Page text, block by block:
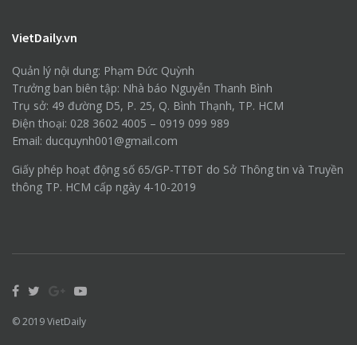
VietDaily.vn
Quản lý nội dung: Phạm Đức Quỳnh
Trưởng ban biên tập: Nhà báo Nguyễn Thanh Bình
Trụ sở: 49 đường D5, P. 25, Q. Bình Thạnh, TP. HCM
Điện thoại: 028 3602 4005 – 0919 099 989
Email: ducquynh001@gmail.com
Giấy phép hoạt động số 65/GP-TTĐT do Sở Thông tin và Truyền
thông TP. HCM cấp ngày 4-10-2019
© 2019VietDaily